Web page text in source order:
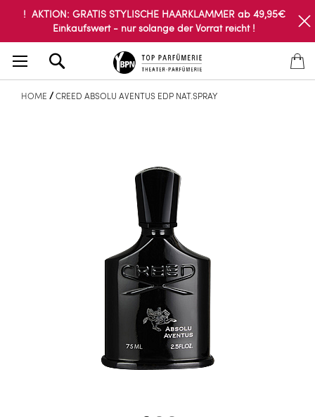
! AKTION: GRATIS STYLISCHE HAARKLAMMER ab 49,95€
Einkaufswert - nur solange der Vorrat reicht !
HOME CREED ABSOLU AVENTUS EDP NAT.SPRAY